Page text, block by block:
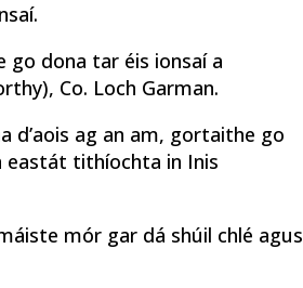
go dona tar éis ionsaí a
Co. Loch Garman.
d’aois ag an am, gortaithe go
eastát tithíochta in Inis
mór gar dá shúil chlé agus